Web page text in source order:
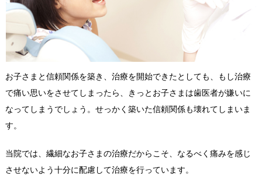
お子さまと信頼関係を築き、治療を開始できたとしても、もし治療
で痛い思いをさせてしまったら、きっとお子さまは歯医者が嫌いに
なってしまうでしょう。せっかく築いた信頼関係も壊れてしまいま
す。
当院では、繊細なお子さまの治療だからこそ、なるべく痛みを感じ
させないよう十分に配慮して治療を行っています。